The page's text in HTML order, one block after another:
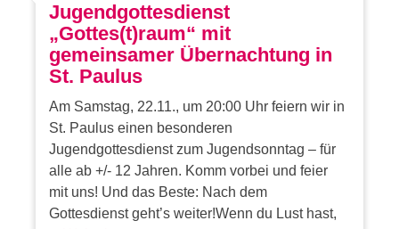
Jugendgottesdienst
„Gottes(t)raum“ mit
gemeinsamer Übernachtung in
St. Paulus
Am Samstag, 22.11., um 20:00 Uhr feiern wir in
St. Paulus einen besonderen
Jugendgottesdienst zum Jugendsonntag – für
alle ab +/- 12 Jahren. Komm vorbei und feier
mit uns! Und das Beste: Nach dem
Gottesdienst geht’s weiter!Wenn du Lust hast,